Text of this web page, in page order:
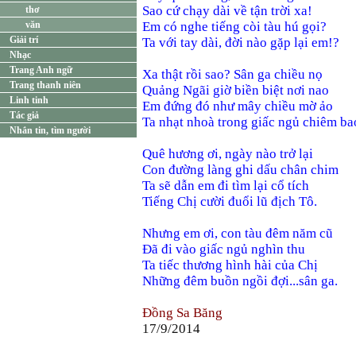
thơ
văn
Giải trí
Nhạc
Trang Anh ngữ
Trang thanh niên
Linh tinh
Tác giả
Nhắn tin, tìm người
Sao cứ chạy dài về tận trời xa!
Em có nghe tiếng còi tàu hú gọi?
Ta với tay dài, đời nào gặp lại em!?
Xa thật rồi sao? Sân ga chiều nọ
Quảng Ngãi giờ biền biệt nơi nao
Em đứng đó như mây chiều mờ ảo
Ta nhạt nhoà trong giấc ngủ chiêm
Quê hương ơi, ngày nào trở lại
Con đường làng ghi dấu chân chim
Ta sẽ dẫn em đi tìm lại cổ tích
Tiếng Chị cười đuổi lũ địch Tô.
Nhưng em ơi, con tàu đêm năm cũ
Đã đi vào giấc ngủ nghìn thu
Ta tiếc thương hình hài của Chị
Những đêm buồn ngồi đợi...sân ga.
Đồng Sa Băng
17/9/2014